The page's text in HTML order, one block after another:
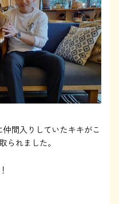
グ
について
間入りしていたキキがこ
られました。